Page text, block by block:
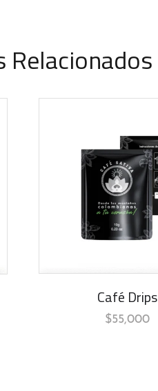
Relacionados
Café Drips
$55,000